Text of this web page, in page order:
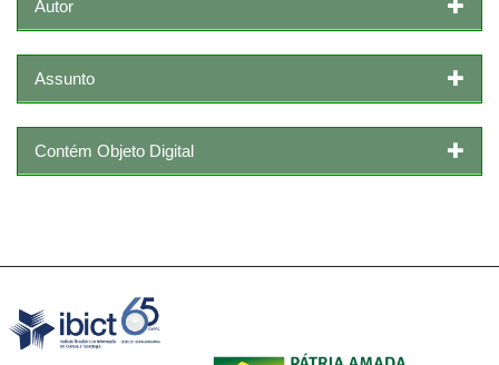
Autor
Assunto
Contém Objeto Digital